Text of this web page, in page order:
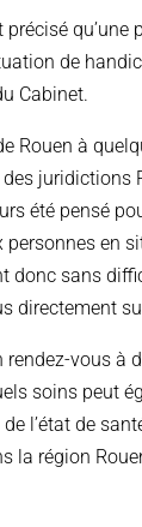
qu’une
de
Cabinet.
Rouen à
juridictions
été pensé
personnes en
donc sans
directement
rendez-vous à
soins peut
l’état de
la région